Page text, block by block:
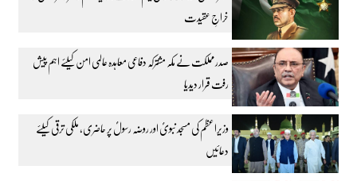
خراجِ عقیدت
صدر مملکت نے مکہ مشترکہ دفاعی معاہدہ عالمی امن کیلئے اہم پیش
رفت قرار دیدیا
وزیراعظم کی مسجد نبویؐ اور روضہ رسولؐ پر حاضری، ملکی ترقی کیلئے
دعائیں